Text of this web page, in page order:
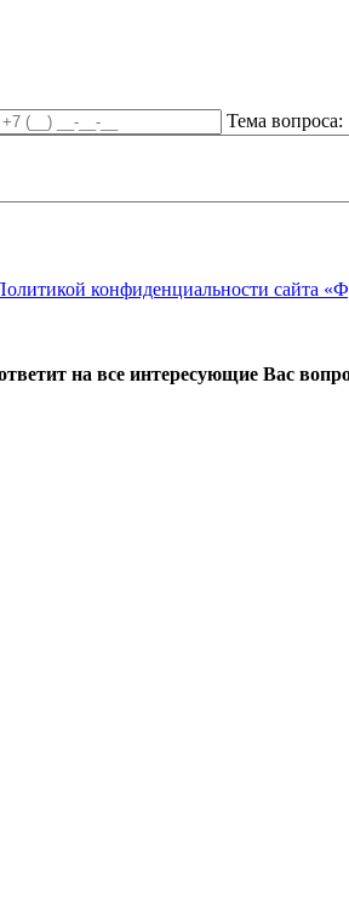
Тема вопроса:
конфиденциальности сайта
на все интересующие Вас